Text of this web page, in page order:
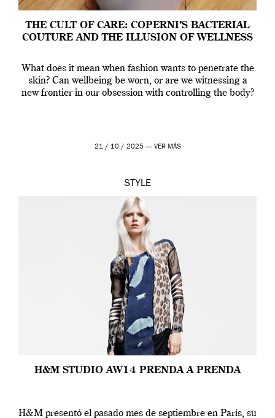
THE CULT OF CARE: COPERNI’S BACTERIAL
COUTURE AND THE ILLUSION OF WELLNESS
What does it mean when fashion wants to penetrate the
skin? Can wellbeing be worn, or are we witnessing a
new frontier in our obsession with controlling the body?
21 / 10 / 2025 — VER MÁS
STYLE
H&M STUDIO AW14 PRENDA A PRENDA
H&M presentó el pasado mes de septiembre en París, su